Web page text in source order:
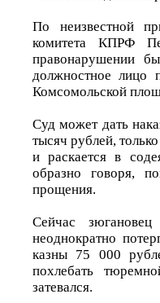
По неизвестной
комитета КПРФ
правонарушении
должностное лицо
Комсомольской
Суд может дать
тысяч рублей,
и раскается в
образно говоря,
прощения.
Сейчас
неоднократно
казны 75 000
похлебать
затевался.